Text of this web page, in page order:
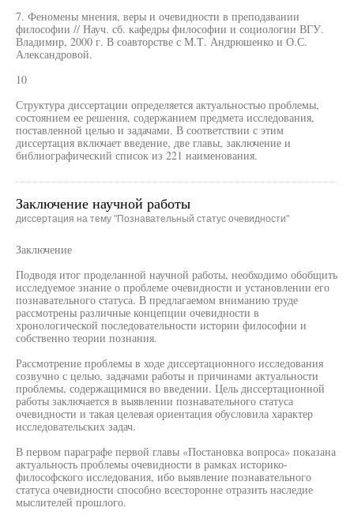
7. Феномены мнения, веры и очевидности в преподавании
философии // Науч. сб. кафедры философии и социологии ВГУ.
Владимир, 2000 г. В соавторстве с М.Т. Андрюшенко и О.С.
Александровой.
10
Структура диссертации определяется актуальностью проблемы,
состоянием ее решения, содержанием предмета исследования,
поставленной целью и задачами. В соответствии с этим
диссертация включает введение, две главы, заключение и
библиографический список из 221 наименования.
Заключение научной работы
диссертация на тему "Познавательный статус очевидности"
Заключение
Подводя итог проделанной научной работы, необходимо обобщить
исследуемое знание о проблеме очевидности и установлении его
познавательного статуса. В предлагаемом вниманию труде
рассмотрены различные концепции очевидности в
хронологической последовательности истории философии и
собственно теории познания.
Рассмотрение проблемы в ходе диссертационного исследования
созвучно с целью, задачами работы и причинами актуальности
проблемы, содержащимися во введении. Цель диссертационной
работы заключается в выявлении познавательного статуса
очевидности и такая целевая ориентация обусловила характер
исследовательских задач.
В первом параграфе первой главы «Постановка вопроса» показана
актуальность проблемы очевидности в рамках историко-
философского исследования, ибо выявление познавательного
статуса очевидности способно всесторонне отразить наследие
мыслителей прошлого.